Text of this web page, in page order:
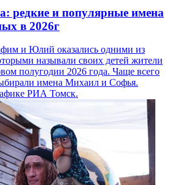
редкие и популярные имена
в 2026г
и Юлий оказались одними из
называли своих детей жители
полугодии 2026 года. Чаще всего
имена Михаил и Софья.
РИА Томск.